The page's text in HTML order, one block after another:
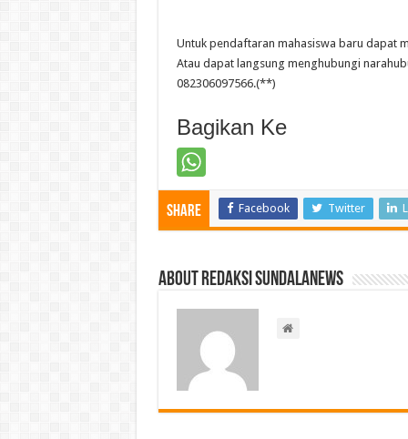
Untuk pendaftaran mahasiswa baru dapat
Atau dapat langsung menghubungi
082306097566.(**)
Bagikan Ke
Share Facebook Twitter
About Redaksi Sundalanews